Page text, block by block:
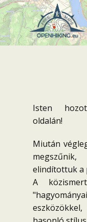
FŐOLDAL
LETÖLTÉSEK
Isten
oldalán!
Miután
elindítottuk a
A